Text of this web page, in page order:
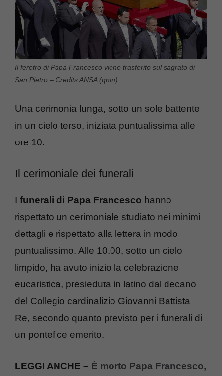
Il feretro di Papa Francesco viene trasferito sul sagrato di
San Pietro – Credits ANSA (qnm)
Una cerimonia lunga, sotto un sole battente
in un cielo terso, iniziata puntualissima alle
ore 10.
Il cerimoniale dei funerali
I funerali di Papa Francesco hanno
rispettato un cerimoniale studiato nei minimi
dettagli e rispettato alla lettera in modo
puntualissimo. Alle 10.00, sotto un cielo
limpido, ha avuto inizio la celebrazione
eucaristica, presieduta in latino dal decano
del Collegio cardinalizio Giovanni Battista
Re, secondo quanto previsto per i funerali di
un pontefice emerito.
LEGGI ANCHE – È morto Papa Francesco,